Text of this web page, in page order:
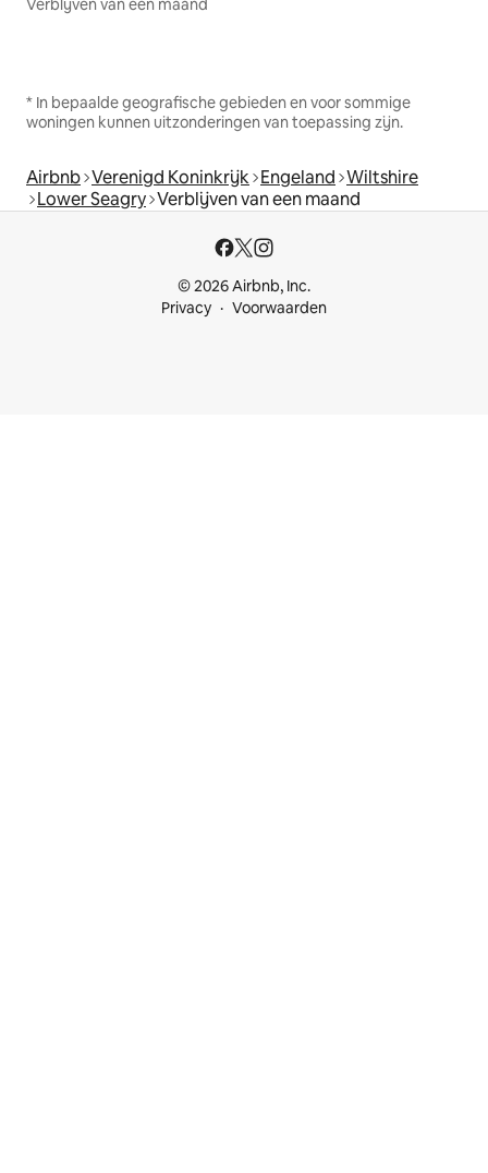
Verblijven van een maand
* In bepaalde geografische gebieden en voor sommige
woningen kunnen uitzonderingen van toepassing zijn.
Airbnb Verenigd Koninkrijk Engeland Wiltshire
Lower Seagry Verblijven van een maand
© 2026 Airbnb, Inc.
Privacy
Voorwaarden